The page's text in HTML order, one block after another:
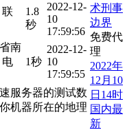
联
1.8
秒
2022-12-
10
17:59:56
南
电
1秒
2022-12-
10
17:59:55
服务器的测试数
机器所在的地理
术刑事
边界
免费代
理
2022年
12月10
日14时
国内最
新